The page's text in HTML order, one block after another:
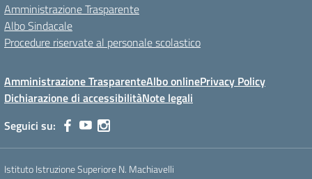
Amministrazione Trasparente
Albo Sindacale
Procedure riservate al personale scolastico
Amministrazione TrasparenteAlbo onlinePrivacy Policy
Dichiarazione di accessibilitàNote legali
Seguici su:
Istituto Istruzione Superiore N. Machiavelli